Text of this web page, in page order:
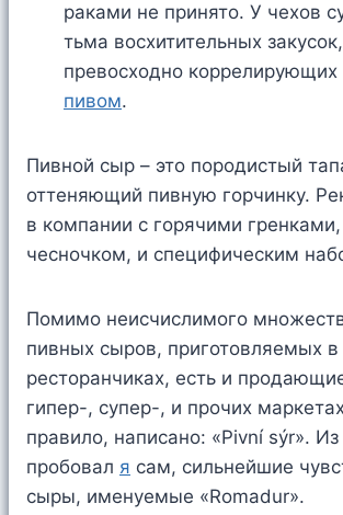
раками не принято. У чехов
тьма восхитительных закусок,
превосходно коррелирующих
пивом.
Пивной сыр – это породистый
оттеняющий пивную горчинку.
в компании с горячими
чесночком, и специфическим
Помимо неисчислимого
пивных сыров, приготовляемых
ресторанчиках, есть и
гипер-, супер-, и прочих
правило, написано: «Pivní sýr». Из
пробовал я сам, сильнейшие
сыры, именуемые «Romadur».